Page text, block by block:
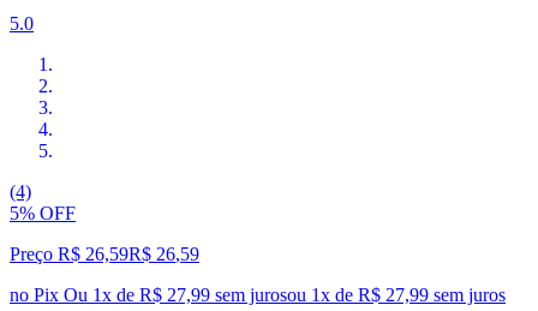
5.0
(4)
5% OFF
Preço R$ 26,59R$ 26,59
no Pix Ou 1x de R$ 27,99 sem jurosou 1x de R$ 27,99 sem juros